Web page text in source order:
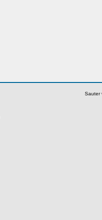
Sauter